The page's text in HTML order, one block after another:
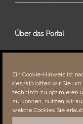
Ein Cookie-Hinweis ist
deshalb bitten wir Sie
technisch zu optimieren
zu können, nutzen wir
welche Cookies Sie
Über das Portal
Über dieses Portal
Fehler bemerkt?